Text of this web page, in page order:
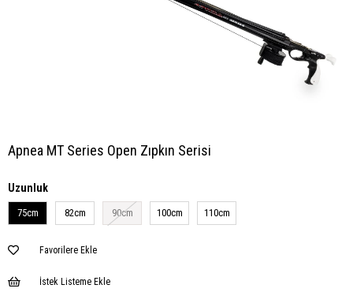
Apnea MT Series Open Zıpkın Serisi
Uzunluk
75cm 82cm 90cm 100cm 110cm
Favorilere Ekle
İstek Listeme Ekle